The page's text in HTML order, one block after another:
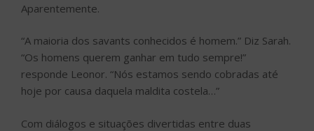
Aparentemente.
“A maioria dos savants conhecidos é homem.” Diz Sarah.
“Os homens querem ganhar em tudo sempre!”
responde Leonor. “Nós estamos sendo cobradas até
hoje por causa daquela maldita costela…”
Com diálogos e situações divertidas entre duas